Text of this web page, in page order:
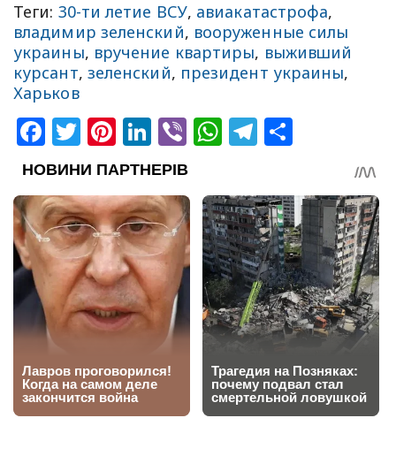
Теги: 30-ти летие ВСУ, авиакатастрофа,
владимир зеленский, вооруженные силы
украины, вручение квартиры, выживший
курсант, зеленский, президент украины,
Харьков
Facebook
Twitter
Pinterest
LinkedIn
ViberWhatsApp
Telegram